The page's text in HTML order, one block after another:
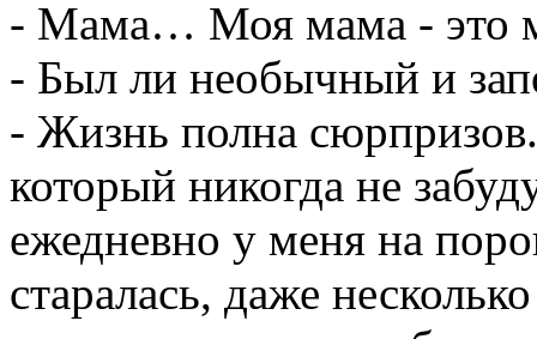
- Мама… Моя мама - это
- Был ли необычный и
- Жизнь полна
который никогда не
ежедневно у меня на
старалась, даже